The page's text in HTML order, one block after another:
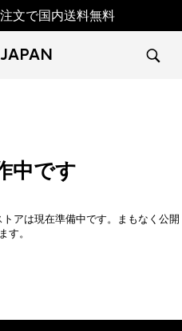
文で国内送料無料
中です
アは現在準備中です。まもなく公開
す。